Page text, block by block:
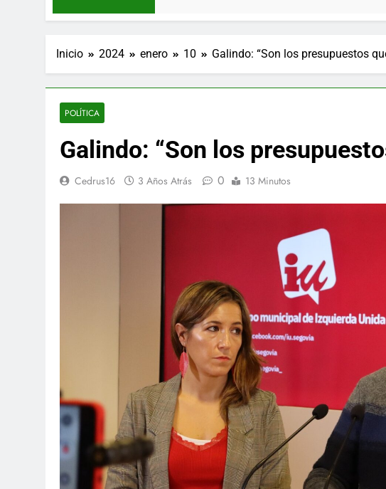
Inicio 2024 enero 10 Galindo: “Son los presupuestos
POLÍTICA
Galindo: “Son los
Cedrus16 3 Años Atrás 0 13 Minutos